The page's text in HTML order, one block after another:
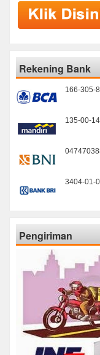
Rekening Bank
166-305-
135-00-
3404-01-
Pengiriman